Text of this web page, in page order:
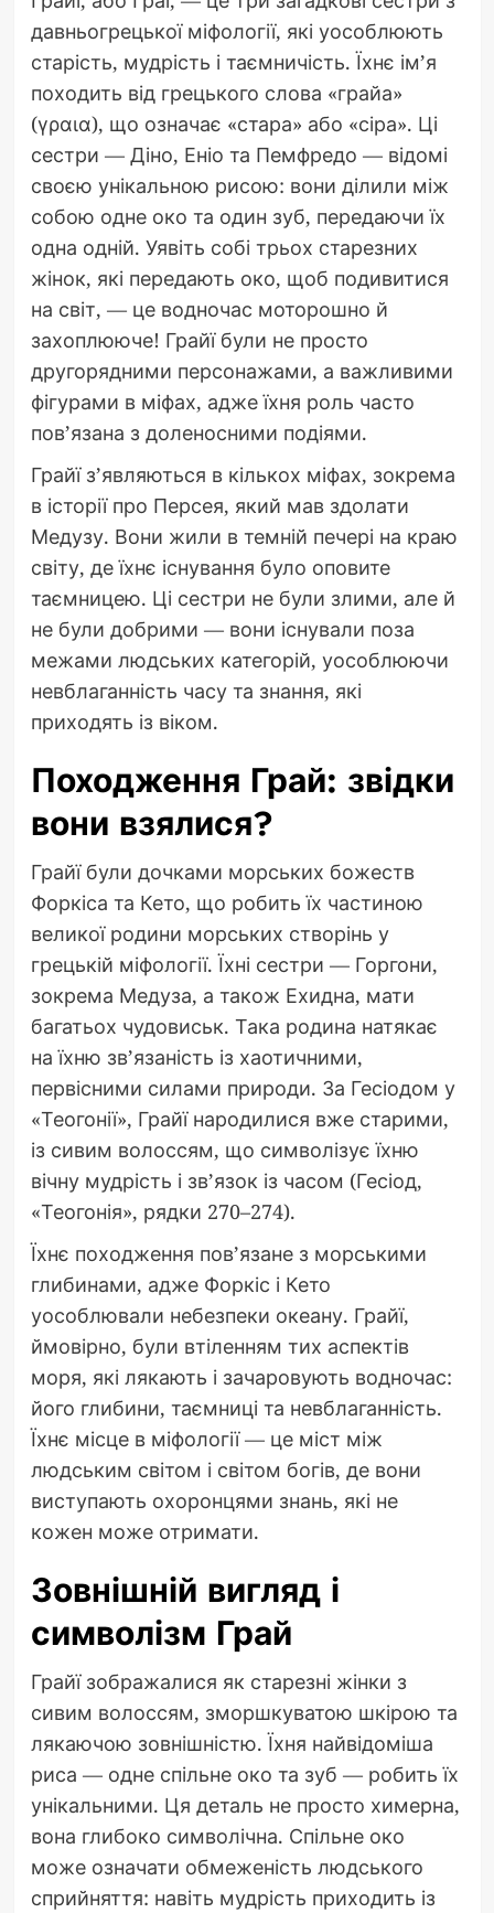
давньогрецької міфології, які уособлюють
старість, мудрість і таємничість. Їхнє ім’я
походить від грецького слова «грайа»
(γραια), що означає «стара» або «сіра». Ці
сестри — Діно, Еніо та Пемфредо — відомі
своєю унікальною рисою: вони ділили між
собою одне око та один зуб, передаючи їх
одна одній. Уявіть собі трьох старезних
жінок, які передають око, щоб подивитися
на світ, — це водночас моторошно й
захоплююче! Грайї були не просто
другорядними персонажами, а важливими
фігурами в міфах, адже їхня роль часто
пов’язана з доленосними подіями.
Грайї з’являються в кількох міфах, зокрема
в історії про Персея, який мав здолати
Медузу. Вони жили в темній печері на краю
світу, де їхнє існування було оповите
таємницею. Ці сестри не були злими, але й
не були добрими — вони існували поза
межами людських категорій, уособлюючи
невблаганність часу та знання, які
приходять із віком.
Походження Грай: звідки
вони взялися?
Грайї були дочками морських божеств
Форкіса та Кето, що робить їх частиною
великої родини морських створінь у
грецькій міфології. Їхні сестри — Горгони,
зокрема Медуза, а також Ехидна, мати
багатьох чудовиськ. Така родина натякає
на їхню зв’язаність із хаотичними,
первісними силами природи. За Гесіодом у
«Теогонії», Грайї народилися вже старими,
із сивим волоссям, що символізує їхню
вічну мудрість і зв’язок із часом (Гесіод,
«Теогонія», рядки 270–274).
Їхнє походження пов’язане з морськими
глибинами, адже Форкіс і Кето
уособлювали небезпеки океану. Грайї,
ймовірно, були втіленням тих аспектів
моря, які лякають і зачаровують водночас:
його глибини, таємниці та невблаганність.
Їхнє місце в міфології — це міст між
людським світом і світом богів, де вони
виступають охоронцями знань, які не
кожен може отримати.
Зовнішній вигляд і
символізм Грай
Грайї зображалися як старезні жінки з
сивим волоссям, зморшкуватою шкірою та
лякаючою зовнішністю. Їхня найвідоміша
риса — одне спільне око та зуб — робить їх
унікальними. Ця деталь не просто химерна,
вона глибоко символічна. Спільне око
може означати обмеженість людського
сприйняття: навіть мудрість приходить із